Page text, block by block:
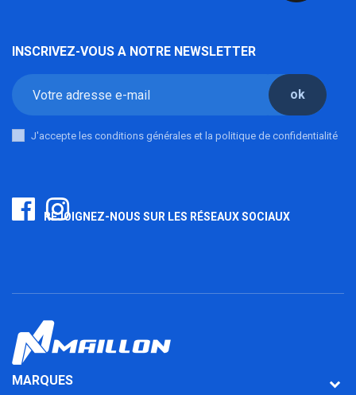
INSCRIVEZ-VOUS A NOTRE NEWSLETTER
ok
J'accepte les conditions générales et la politique de confidentialité
REJOIGNEZ-NOUS SUR LES RÉSEAUX SOCIAUX
MARQUES